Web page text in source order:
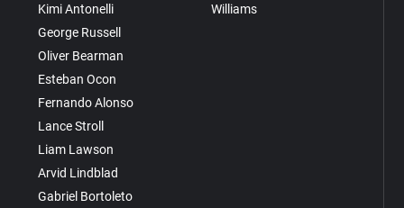
Kimi Antonelli
George Russell
Oliver Bearman
Esteban Ocon
Fernando Alonso
Lance Stroll
Liam Lawson
Arvid Lindblad
Gabriel Bortoleto
Williams